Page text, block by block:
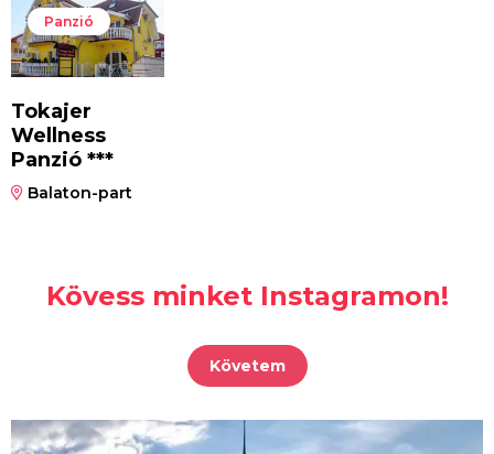
Panzió
Tokajer
Wellness
Panzió ***
Balaton-part
Kövess minket Instagramon!
Követem